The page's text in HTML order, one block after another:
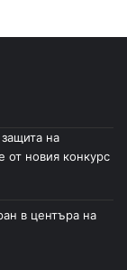
на
от новия конкурс
в центъра на